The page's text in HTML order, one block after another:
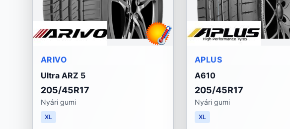
ARIVO
Ultra ARZ 5
205/45R17
Nyári gumi
XL
APLUS
A610
205/45R17
Nyári gumi
XL